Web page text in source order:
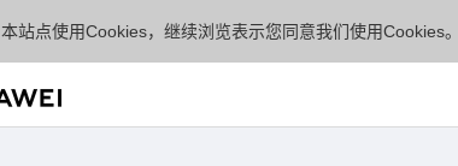
本站点使用Cookies，继续浏览表示您同意我们使用Cookies。